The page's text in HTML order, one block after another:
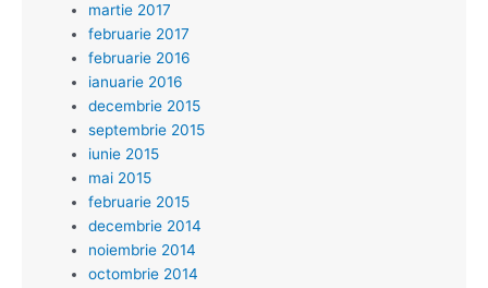
martie 2017
februarie 2017
februarie 2016
ianuarie 2016
decembrie 2015
septembrie 2015
iunie 2015
mai 2015
februarie 2015
decembrie 2014
noiembrie 2014
octombrie 2014